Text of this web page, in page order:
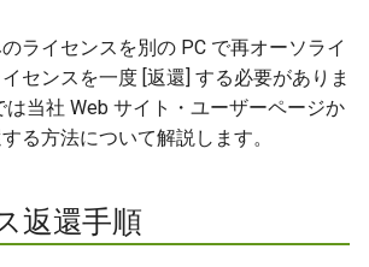
for
ン認証と
ライセンスを別の PC で再オーソライ
センスを一度 [返還] する必要がありま
当社 Web サイト・ユーザーページか
る方法について解説します。
返還手順